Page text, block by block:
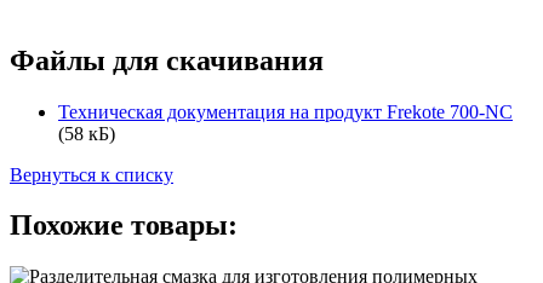
Файлы для скачивания
Техническая документация на продукт Frekote 700-NC
(58 кБ)
Вернуться к списку
Похожие товары: